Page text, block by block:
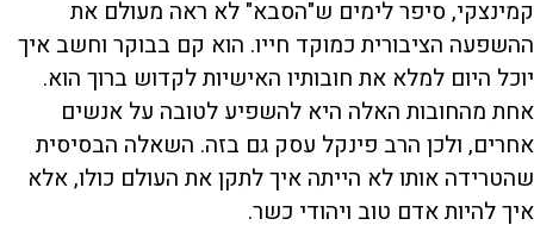
קמינצקי, סיפר לימים ש"הסבא" לא ראה מעולם את
ההשפעה הציבורית כמוקד חייו. הוא קם בבוקר וחשב איך
יוכל היום למלא את חובותיו האישיות לקדוש ברוך הוא.
אחת מהחובות האלה היא להשפיע לטובה על אנשים
אחרים, ולכן הרב פינקל עסק גם בזה. השאלה הבסיסית
שהטרידה אותו לא הייתה איך לתקן את העולם כולו, אלא
איך להיות אדם טוב ויהודי כשר.